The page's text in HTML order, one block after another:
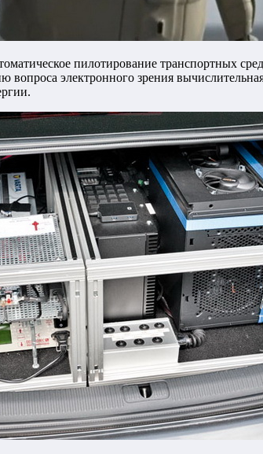
пилотирование транспортных
электронного зрения